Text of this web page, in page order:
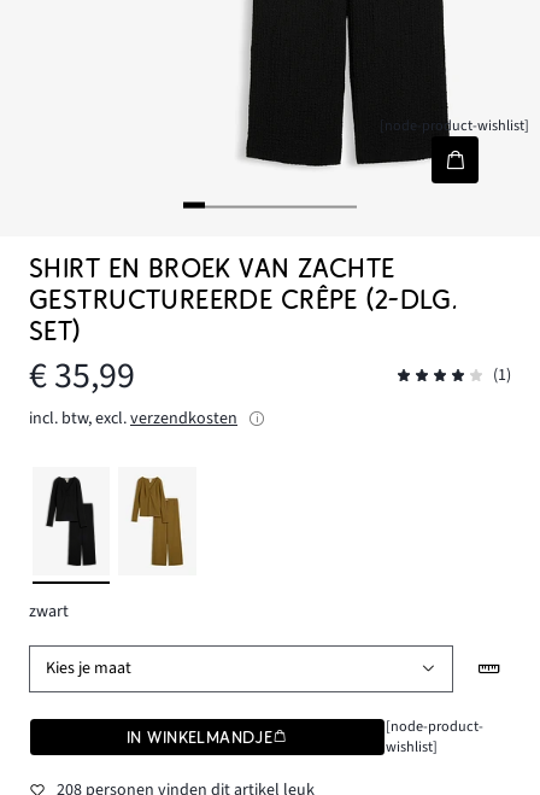
[node-product-wishlist]
SHIRT EN BROEK VAN ZACHTE
GESTRUCTUREERDE CRÊPE (2-DLG.
SET)
€ 35,99
(1)
incl. btw, excl.verzendkosten
zwart
Kies je maat
IN WINKELMANDJE
[node-product-
wishlist]